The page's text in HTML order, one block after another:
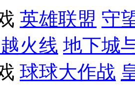
英雄联盟 守
火线 地下城
球球大作战